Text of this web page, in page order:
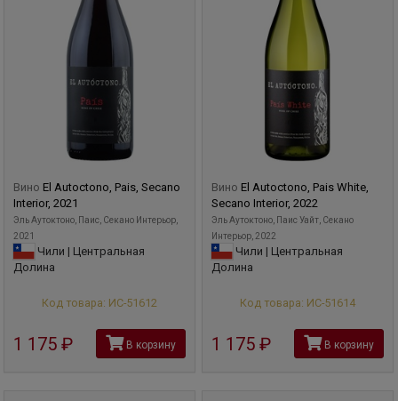
Вино El Autoctono, Pais, Secano
Interior, 2021
Эль Аутоктоно, Паис, Секано Интерьор,
2021
Чили | Центральная
Долина
Код товара: ИС-51612
1 175 руб В корзину
Вино El Autoctono, Pais White,
Secano Interior, 2022
Эль Аутоктоно, Паис Уайт, Секано
Интерьор, 2022
Чили | Центральная
Долина
Код товара: ИС-51614
1 175 руб В корзину